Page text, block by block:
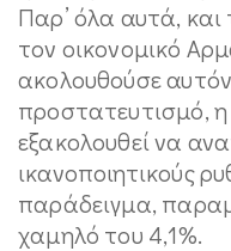
Παρ’ όλα αυτά, και
τον οικονομικό
ακολουθούσε
προστατευτισμό, η
εξακολουθεί να
ικανοποιητικούς
παράδειγμα,
χαμηλό του 4,1%.